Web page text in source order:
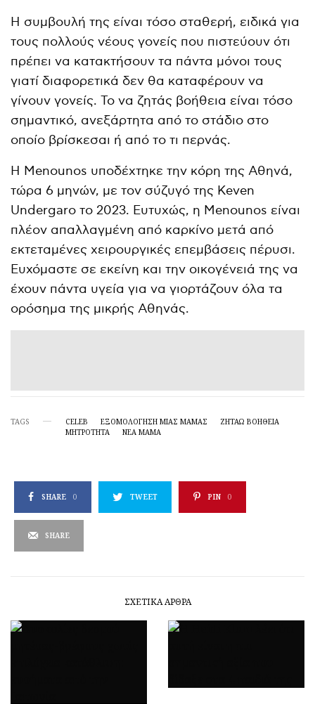
Η συμβουλή της είναι τόσο σταθερή, ειδικά για
τους πολλούς νέους γονείς που πιστεύουν ότι
πρέπει να κατακτήσουν τα πάντα μόνοι τους
γιατί διαφορετικά δεν θα καταφέρουν να
γίνουν γονείς. Το να ζητάς βοήθεια είναι τόσο
σημαντικό, ανεξάρτητα από το στάδιο στο
οποίο βρίσκεσαι ή από το τι περνάς.
Η Menounos υποδέχτηκε την κόρη της Αθηνά,
τώρα 6 μηνών, με τον σύζυγό της Keven
Undergaro το 2023. Ευτυχώς, η Menounos είναι
πλέον απαλλαγμένη από καρκίνο μετά από
εκτεταμένες χειρουργικές επεμβάσεις πέρυσι.
Ευχόμαστε σε εκείνη και την οικογένειά της να
έχουν πάντα υγεία για να γιορτάζουν όλα τα
ορόσημα της μικρής Αθηνάς.
TAGS CELEB ΕΞΟΜΟΛΌΓΗΣΗ ΜΙΑΣ ΜΑΜΆΣ
ΖΗΤΆΩ ΒΟΉΘΕΙΑ
ΜΗΤΡΌΤΗΤΑ
ΝΕΑ ΜΑΜΑ
SHARE 0 TWEET PIN 0
SHARE
ΣΧΕΤΙΚΆ ΆΡΘΡΑ